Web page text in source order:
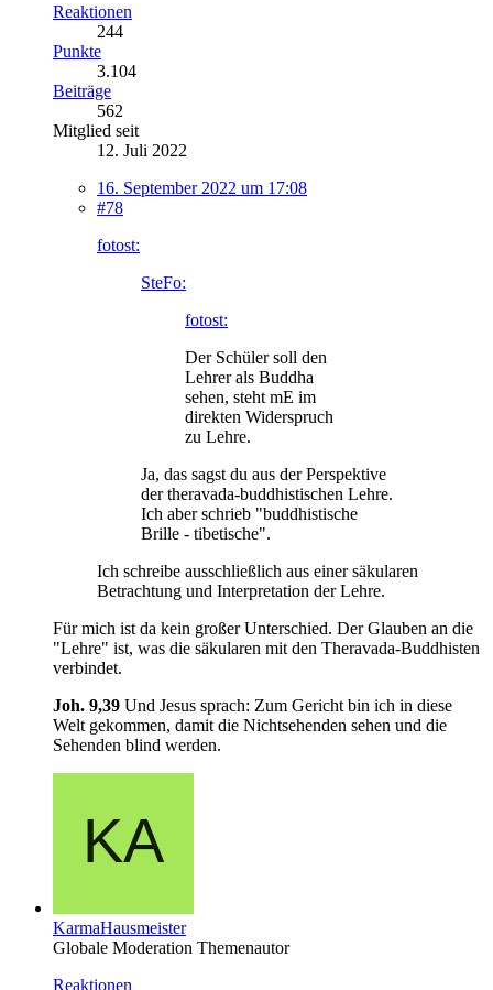
Reaktionen
244
Punkte
3.104
Beiträge
562
Mitglied seit
12. Juli 2022
16. September 2022 um 17:08
#78
fotost:
SteFo:
fotost:
Der Schüler soll den
Lehrer als Buddha
sehen, steht mE im
direkten Widerspruch
zu Lehre.
Ja, das sagst du aus der Perspektive
der theravada-buddhistischen Lehre.
Ich aber schrieb "buddhistische
Brille - tibetische".
Ich schreibe ausschließlich aus einer säkularen
Betrachtung und Interpretation der Lehre.
Für mich ist da kein großer Unterschied. Der Glauben an die
"Lehre" ist, was die säkularen mit den Theravada-Buddhisten
verbindet.
Joh. 9,39 Und Jesus sprach: Zum Gericht bin ich in diese
Welt gekommen, damit die Nichtsehenden sehen und die
Sehenden blind werden.
KarmaHausmeister
Globale Moderation Themenautor
Reaktionen